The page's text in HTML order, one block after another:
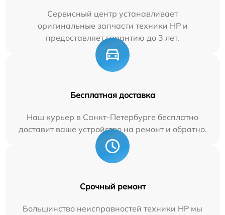
Сервисный центр устанавливает
оригинальные запчасти техники HP и
предоставляет гарантию до 3 лет.
Бесплатная доставка
Наш курьер в Санкт-Петербурге бесплатно
доставит ваше устройство на ремонт и обратно.
Срочный ремонт
Большинство неисправностей техники HP мы